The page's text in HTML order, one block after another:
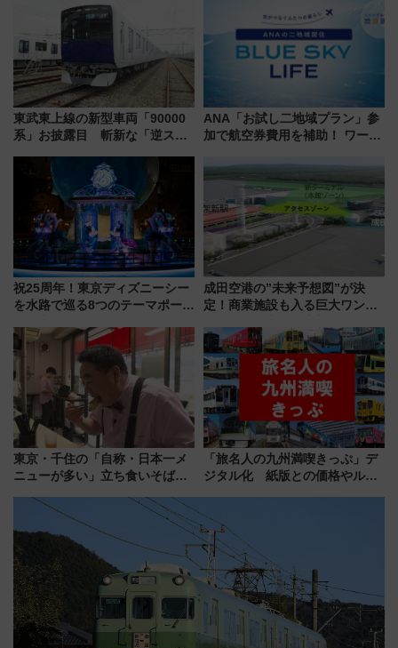
を満喫！
7月17日～開催）
東武東上線の新型車両「90000
系」お披露目 斬新な「逆スラ
放的な車内空間に注目、デビュ
ーは9月
ANA「お試し二地域プラン」参
加で航空券費用を補助！ ワーケ
治体は？ 2026年は対象のエリア
が拡大！
祝25周年！東京ディズニーシー
を水路で巡る8つのテーマポート
成田空港の”未来予想図”が決
定！商業施設も入る巨大ワンタ
で新型特急が品川･羽田とを結
ぶ！ JR空港駅は2面3線化！
東京・千住の「自称・日本一メ
ニューが多い」立ち食いそば屋
地のふらっと立ち食いそば』
7/27夜10時～放送
「旅名人の九州満喫きっぷ」デ
ジタル化 紙版との価格やルー